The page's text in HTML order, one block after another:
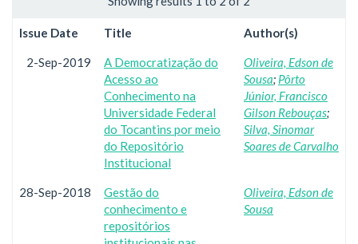
Issue Date Title Author(s)
2-Sep-2019
A Democratização do
Acesso ao
Conhecimento na
Universidade Federal
do Tocantins por meio
do Repositório
Institucional
Oliveira, Edson de
Sousa; Pôrto
Júnior, Francisco
Gilson Rebouças;
Silva, Sinomar
Soares de Carvalho
28-Sep-2018
Gestão do
conhecimento e
repositórios
Oliveira, Edson de
Sousa